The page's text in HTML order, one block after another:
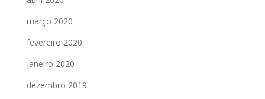
março 2020
fevereiro 2020
janeiro 2020
dezembro 2019